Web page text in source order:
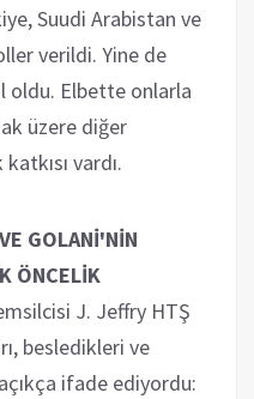
Suudi Arabistan ve
verildi. Yine de
oldu. Elbette onlarla
üzere diğer
vardı.
GOLANİ'NİN
ÖNCELİK
J. Jeffry HTŞ
besledikleri ve
ifade ediyordu: